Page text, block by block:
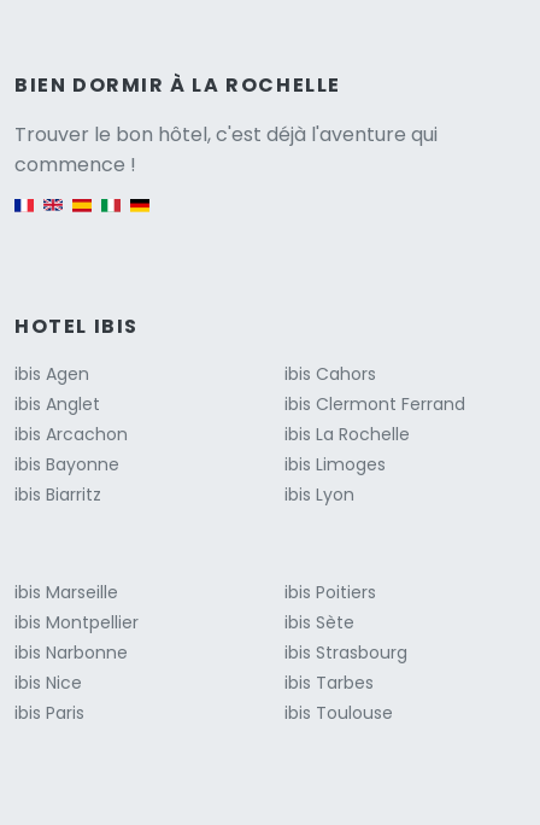
BIEN DORMIR À LA ROCHELLE
Trouver le bon hôtel, c'est déjà l'aventure qui
commence !
HOTEL IBIS
ibis Agen
ibis Anglet
ibis Arcachon
ibis Bayonne
ibis Biarritz
ibis Cahors
ibis Clermont Ferrand
ibis La Rochelle
ibis Limoges
ibis Lyon
ibis Marseille
ibis Montpellier
ibis Narbonne
ibis Nice
ibis Paris
ibis Poitiers
ibis Sète
ibis Strasbourg
ibis Tarbes
ibis Toulouse